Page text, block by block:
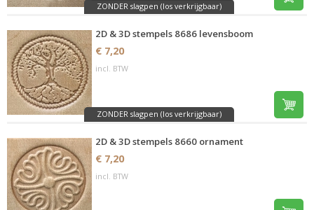
ZONDER slagpen (los verkrijgbaar)
2D & 3D stempels 8686 levensboom
€ 7,20
incl. BTW
ZONDER slagpen (los verkrijgbaar)
2D & 3D stempels 8660 ornament
€ 7,20
incl. BTW